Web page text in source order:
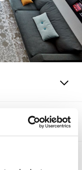
Un câble HDMI